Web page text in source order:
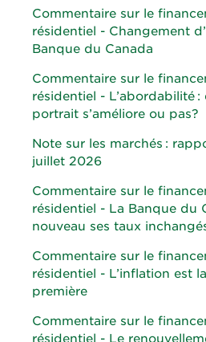
Commentaire sur le
résidentiel - Changement
Banque du Canada
Commentaire sur le
résidentiel - L’abordabilité
portrait s’améliore ou pas?
Note sur les marchés :
juillet 2026
Commentaire sur le
résidentiel - La Banque du
nouveau ses taux
Commentaire sur le
résidentiel - L’inflation est
première
Commentaire sur le
résidentiel - Le